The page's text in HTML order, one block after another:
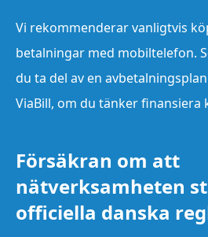
Vi rekommenderar vanligtvis
betalningar med mobiltelefon.
du ta del av en
ViaBill, om du tänker finansiera
Försäkran om att
nätverksamheten
officiella danska